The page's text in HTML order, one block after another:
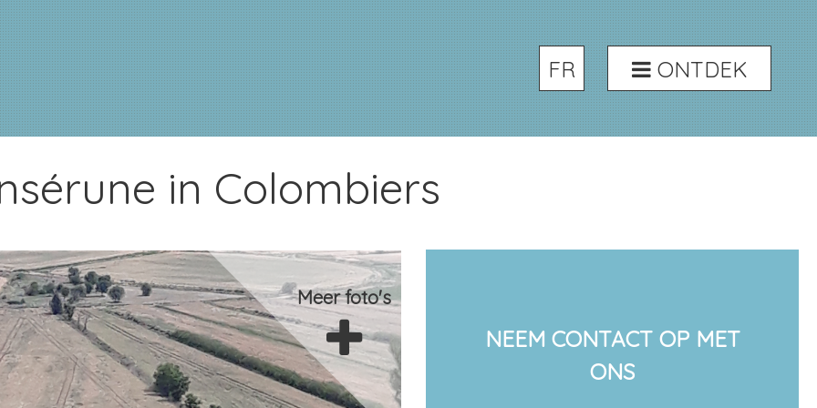
FR ONTDEK
in Colombiers
Meer foto's
NEEM CONTACT OP MET
ONS